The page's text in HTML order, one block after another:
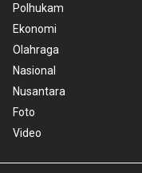
Polhukam
Ekonomi
Olahraga
Nasional
Nusantara
Foto
Video